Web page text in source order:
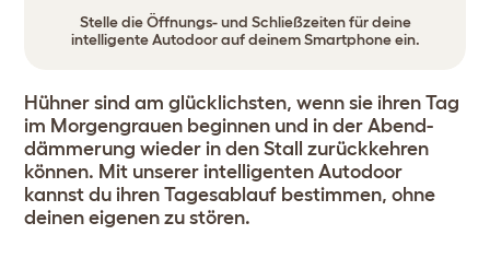
Stelle die Öffnungs- und Schließzeiten für deine
intelligente Autodoor auf deinem Smartphone ein.
Hühner sind am glücklichsten, wenn sie ihren Tag
im Morgengrauen beginnen und in der Abend-
dämmerung wieder in den Stall zurückkehren
können. Mit unserer intelligenten Autodoor
kannst du ihren Tagesablauf bestimmen, ohne
deinen eigenen zu stören.